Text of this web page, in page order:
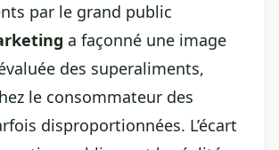
par le grand public
a façonné une image
des superaliments,
le consommateur des
disproportionnées. L’écart